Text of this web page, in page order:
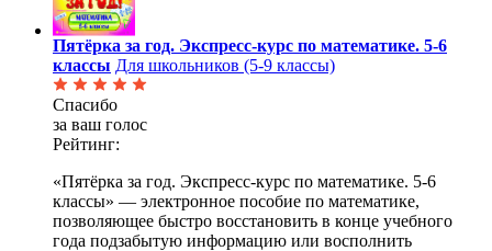
Пятёрка за год. Экспресс-курс по математике. 5-6
классы Для школьников (5-9 классы)
Спасибо
за ваш голос
Рейтинг:
«Пятёрка за год. Экспресс-курс по математике. 5-6
классы» — электронное пособие по математике,
позволяющее быстро восстановить в конце учебного
года подзабытую информацию или восполнить